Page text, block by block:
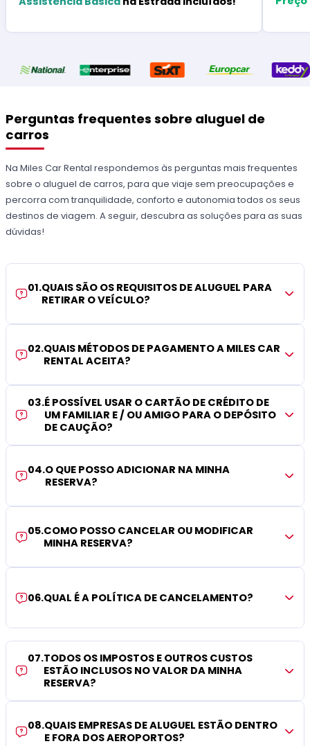
Perguntas frequentes sobre aluguel de
carros
Na Miles Car Rental respondemos às perguntas mais frequentes
sobre o aluguel de carros, para que viaje sem preocupações e
percorra com tranquilidade, conforto e autonomia todos os seus
destinos de viagem. A seguir, descubra as soluções para as suas
dúvidas!
01.QUAIS SÃO OS REQUISITOS DE ALUGUEL PARA
RETIRAR O VEÍCULO?
02.QUAIS MÉTODOS DE PAGAMENTO A MILES CAR
RENTAL ACEITA?
03.É POSSÍVEL USAR O CARTÃO DE CRÉDITO DE
UM FAMILIAR E / OU AMIGO PARA O DEPÓSITO
DE CAUÇÃO?
04.O QUE POSSO ADICIONAR NA MINHA
RESERVA?
05.COMO POSSO CANCELAR OU MODIFICAR
MINHA RESERVA?
06.QUAL É A POLÍTICA DE CANCELAMENTO?
07.TODOS OS IMPOSTOS E OUTROS CUSTOS
ESTÃO INCLUSOS NO VALOR DA MINHA
RESERVA?
08.QUAIS EMPRESAS DE ALUGUEL ESTÃO DENTRO
E FORA DOS AEROPORTOS?